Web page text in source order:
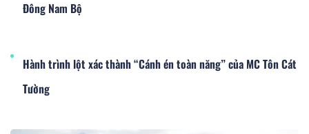
Đông Nam Bộ
Hành trình lột xác thành “Cánh én toàn năng” của MC Tôn Cát
Tường